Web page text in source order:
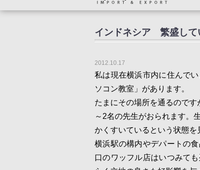
インドネシア 繁盛して
2012.10.17
私は現在横浜市内に住んで
ソコン教室」があります。
たまにその場所を通るので
～2名の先生がおられます。
かくすいているという状態を
横浜駅の構内やデパートの
口のワッフル店はいつみて